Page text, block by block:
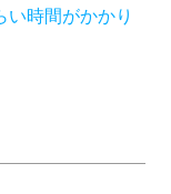
い時間がかかり